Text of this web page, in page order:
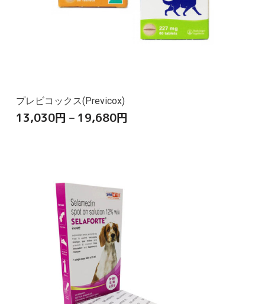
プレビコックス(Previcox)
13,030円 – 19,680円